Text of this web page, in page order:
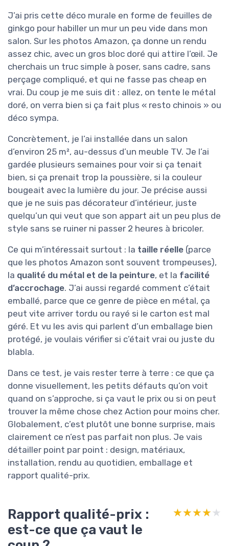
J’ai pris cette déco murale en forme de feuilles de
ginkgo pour habiller un mur un peu vide dans mon
salon. Sur les photos Amazon, ça donne un rendu
assez chic, avec un gros bloc doré qui attire l’œil. Je
cherchais un truc simple à poser, sans cadre, sans
perçage compliqué, et qui ne fasse pas cheap en
vrai. Du coup je me suis dit : allez, on tente le métal
doré, on verra bien si ça fait plus « resto chinois » ou
déco sympa.
Concrètement, je l’ai installée dans un salon
d’environ 25 m², au-dessus d’un meuble TV. Je l’ai
gardée plusieurs semaines pour voir si ça tenait
bien, si ça prenait trop la poussière, si la couleur
bougeait avec la lumière du jour. Je précise aussi
que je ne suis pas décorateur d’intérieur, juste
quelqu’un qui veut que son appart ait un peu plus de
style sans se ruiner ni passer 2 heures à bricoler.
Ce qui m’intéressait surtout : la taille réelle (parce
que les photos Amazon sont souvent trompeuses),
la qualité du métal et de la peinture, et la facilité
d’accrochage. J’ai aussi regardé comment c’était
emballé, parce que ce genre de pièce en métal, ça
peut vite arriver tordu ou rayé si le carton est mal
géré. Et vu les avis qui parlent d’un emballage bien
protégé, je voulais vérifier si c’était vrai ou juste du
blabla.
Dans ce test, je vais rester terre à terre : ce que ça
donne visuellement, les petits défauts qu’on voit
quand on s’approche, si ça vaut le prix ou si on peut
trouver la même chose chez Action pour moins cher.
Globalement, c’est plutôt une bonne surprise, mais
clairement ce n’est pas parfait non plus. Je vais
détailler point par point : design, matériaux,
installation, rendu au quotidien, emballage et
rapport qualité-prix.
Rapport qualité-prix :
est-ce que ça vaut le
★★★★★
★★★★★